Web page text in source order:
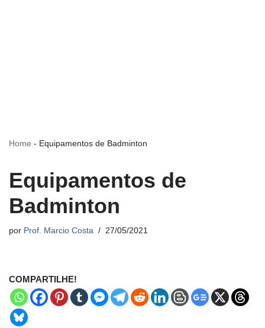
Home - Equipamentos de Badminton
Equipamentos de
Badminton
por Prof. Marcio Costa 27/05/2021
COMPARTILHE!